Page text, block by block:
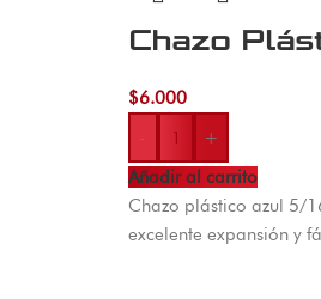
Chazo
$6.000
-
+
Añadir al carrito
Chazo plástico azul 5/
excelente expansión y